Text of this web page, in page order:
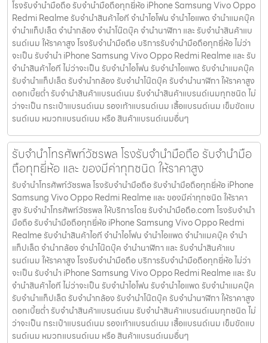
โรงรับจำนำมือถือ รับจำนำมือถือทุกยี่ห้อ iPhone Samsung Vivo Oppo
Redmi Realme รับจำนำสินค้าไอที จำนำไอโฟน จำนำไอแพด จำนำแมคบุ๊ค
จำนำแท็ปเล็ต จำนำกล้อง จำนำโน๊ตบุ๊ค จำนำนาฬิกา และ รับจำนำสินค้าแบ
รนด์เนม ให้ราคาสูง โรงรับจำนำมือถือ บริการรับจำนำมือถือทุกยี่ห้อ ไม่ว่า
จะเป็น รับจำนำ iPhone Samsung Vivo Oppo Redmi Realme และ รับ
จำนำสินค้าไอที ไม่ว่าจะเป็น รับจำนำไอโฟน รับจำนำไอแพด รับจำนำแมคบุ๊ค
รับจำนำแท็ปเล็ต รับจำนำกล้อง รับจำนำโน๊ตบุ๊ค รับจำนำนาฬิกา ให้ราคาสูง
ดอกเบี้ยต่ำ รับจำนำสินค้าแบรนด์เนม รับจำนำสินค้าแบรนด์เนมทุกชนิด ไม่
ว่าจะเป็น กระเป๋าแบรนด์เนม รองเท้าแบรนด์เนม เสื้อแบรนด์เนม เข็มขัดแบ
รนด์เนม หมวกแบรนด์เนม หรือ สินค้าแบรนด์เนมอื่นๆ
รับจำนำโทรศัพท์วัชรพล โรงรับจำนำมือถือ รับจำนำมือ
ถือทุกยี่ห้อ และ ของมีค่าทุกชนิด ให้ราคาสูง
รับจำนำโทรศัพท์วัชรพล โรงรับจำนำมือถือ รับจำนำมือถือทุกยี่ห้อ iPhone
Samsung Vivo Oppo Redmi Realme และ ของมีค่าทุกชนิด ให้ราคา
สูง รับจำนำโทรศัพท์วัชรพล ให้บริการโดย รับจํานํามือถือ.com โรงรับจำนำ
มือถือ รับจำนำมือถือทุกยี่ห้อ iPhone Samsung Vivo Oppo Redmi
Realme รับจำนำสินค้าไอที จำนำไอโฟน จำนำไอแพด จำนำแมคบุ๊ค จำนำ
แท็ปเล็ต จำนำกล้อง จำนำโน๊ตบุ๊ค จำนำนาฬิกา และ รับจำนำสินค้าแบ
รนด์เนม ให้ราคาสูง โรงรับจำนำมือถือ บริการรับจำนำมือถือทุกยี่ห้อ ไม่ว่า
จะเป็น รับจำนำ iPhone Samsung Vivo Oppo Redmi Realme และ รับ
จำนำสินค้าไอที ไม่ว่าจะเป็น รับจำนำไอโฟน รับจำนำไอแพด รับจำนำแมคบุ๊ค
รับจำนำแท็ปเล็ต รับจำนำกล้อง รับจำนำโน๊ตบุ๊ค รับจำนำนาฬิกา ให้ราคาสูง
ดอกเบี้ยต่ำ รับจำนำสินค้าแบรนด์เนม รับจำนำสินค้าแบรนด์เนมทุกชนิด ไม่
ว่าจะเป็น กระเป๋าแบรนด์เนม รองเท้าแบรนด์เนม เสื้อแบรนด์เนม เข็มขัดแบ
รนด์เนม หมวกแบรนด์เนม หรือ สินค้าแบรนด์เนมอื่นๆ